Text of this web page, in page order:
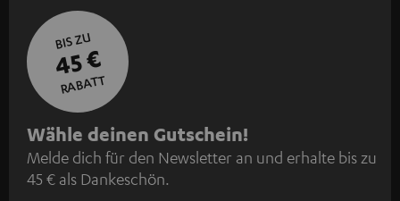
BIS ZU
45 €
RABATT
N
e
w
Wähle deinen Gutschein!
Melde dich für den Newsletter an und erhalte bis zu
45 € als Dankeschön.